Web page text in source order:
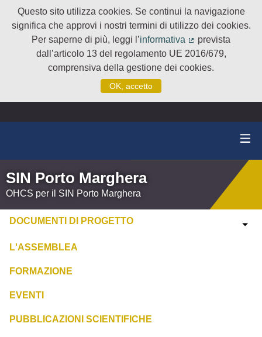
Questo sito utilizza cookies. Se continui la navigazione
significa che approvi i nostri termini di utilizzo dei cookies.
Per saperne di più, leggi l’informativa
(Collegamento
prevista
dall’articolo 13 del regolamento UE 2016/679,
comprensiva della gestione dei cookies.
OK, accetto
SIN Porto Marghera
OHCS per il SIN Porto Marghera
DOCUMENTI DI PROGETTO
L'ASSEMBLEA
FORMAZIONE
EVENTI
PUBBLICAZIONI SCIENTIFICHE